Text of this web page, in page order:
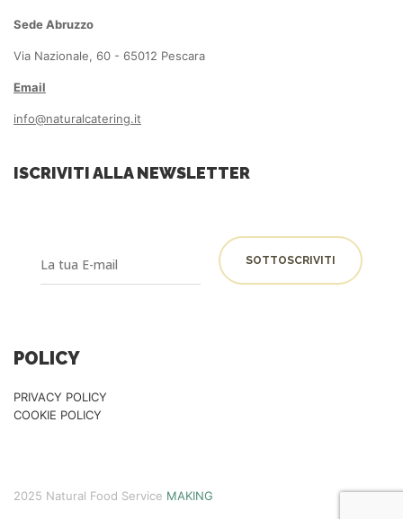
Sede Abruzzo
Via Nazionale, 60 - 65012 Pescara
Email
info@naturalcatering.it
ISCRIVITI ALLA NEWSLETTER
POLICY
PRIVACY POLICY
COOKIE POLICY
2025 Natural Food Service MAKING